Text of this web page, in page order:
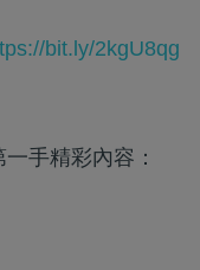
bit.ly/2kgU8qg
手精彩內容：